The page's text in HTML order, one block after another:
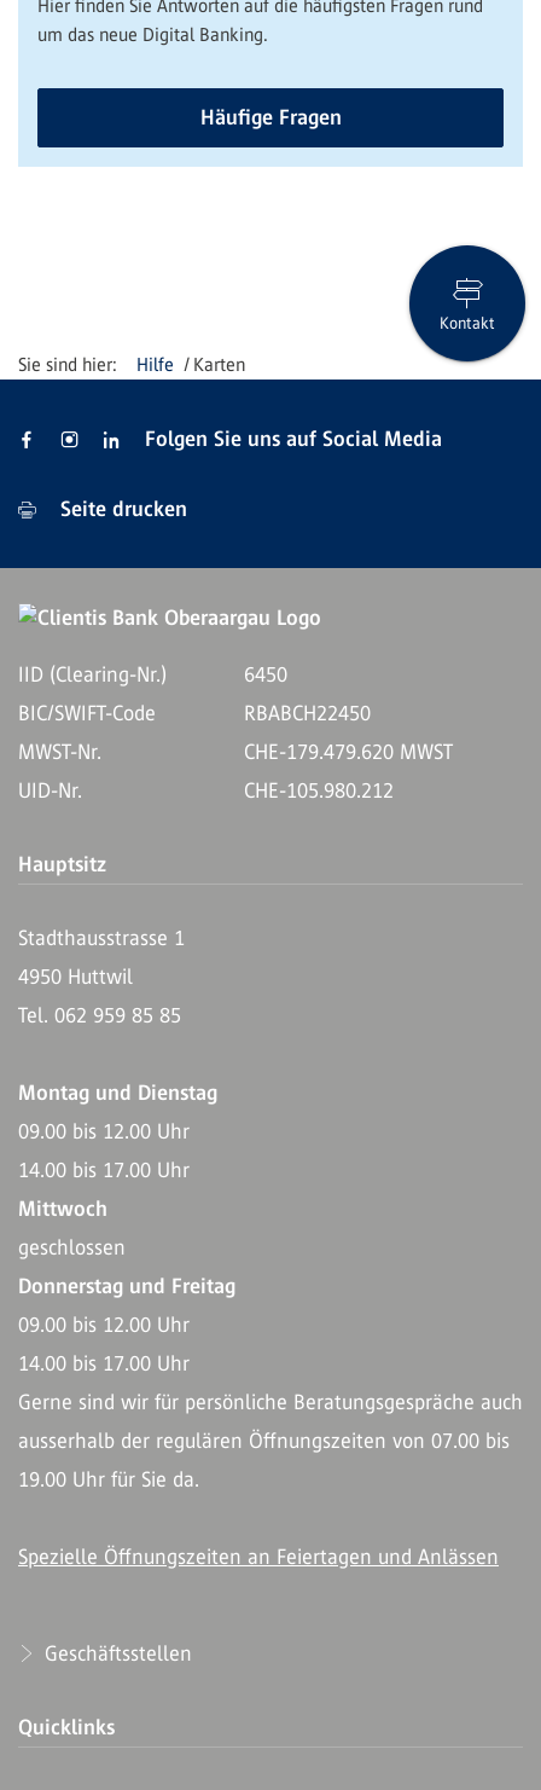
Hier finden Sie Antworten auf die häufigsten Fragen rund
um das neue Digital Banking.
Häufige Fragen
Hilfe Karten
Kontakt
Folgen Sie uns auf Social Media
Seite drucken
IID (Clearing-Nr.)
6450
BIC/SWIFT-Code
RBABCH22450
MWST-Nr.
CHE-179.479.620 MWST
UID-Nr.
CHE-105.980.212
Hauptsitz
Stadthausstrasse 1
4950 Huttwil
Tel. 062 959 85 85
Montag und Dienstag
09.00 bis 12.00 Uhr
14.00 bis 17.00 Uhr
Mittwoch
geschlossen
Donnerstag und Freitag
09.00 bis 12.00 Uhr
14.00 bis 17.00 Uhr
Gerne sind wir für persönliche Beratungsgespräche auch
ausserhalb der regulären Öffnungszeiten von 07.00 bis
19.00 Uhr für Sie da.
Spezielle Öffnungszeiten an Feiertagen und Anlässen
Geschäftsstellen
Quicklinks